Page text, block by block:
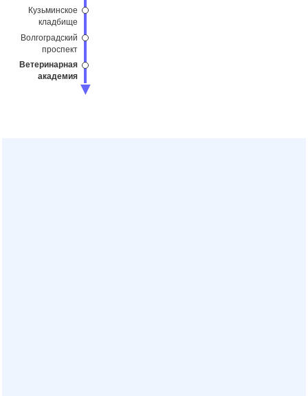
Кузьминское
кладбище
Волгоградский
проспект
Ветеринарная
академия